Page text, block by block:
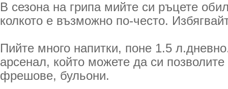
В сезона на грипа мийте си ръцете
колкото е възможно по-често.
Пийте много напитки, поне 1.5
арсенал, който можете да си
фрешове, бульони.